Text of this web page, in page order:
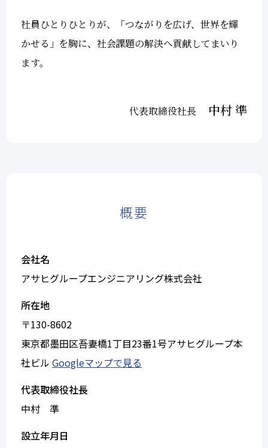
社員ひとりひとりが、「つながりを広げ、世界を輝
かせる」を胸に、社会課題の解決へ貢献してまいり
ます。
代表取締役社長 中村 準
概要
会社名
アサヒグループエンジニアリング株式会社
所在地
〒130-8602
東京都墨田区吾妻橋1丁目23番1号アサヒグループ本
社ビル Googleマップで見る
代表取締役社長
中村 準
設立年月日